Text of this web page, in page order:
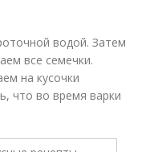
водой. Затем
все семечки.
на кусочки
что во время варки